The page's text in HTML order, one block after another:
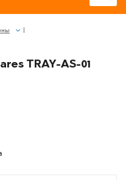
TRAY-AS-01